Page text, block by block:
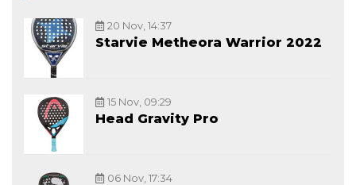
20 Nov, 14:37
Starvie Metheora Warrior 2022
15 Nov, 09:29
Head Gravity Pro
06 Nov, 17:34